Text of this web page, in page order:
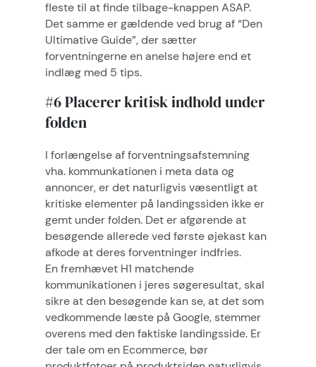
fleste til at finde tilbage-knappen ASAP.
Det samme er gældende ved brug af “Den
Ultimative Guide”, der sætter
forventningerne en anelse højere end et
indlæg med 5 tips.
#6 Placerer kritisk indhold under
folden
I forlængelse af forventningsafstemning
vha. kommunkationen i meta data og
annoncer, er det naturligvis væsentligt at
kritiske elementer på landingssiden ikke er
gemt under folden. Det er afgørende at
besøgende allerede ved første øjekast kan
afkode at deres forventninger indfries.
En fremhævet H1 matchende
kommunikationen i jeres søgeresultat, skal
sikre at den besøgende kan se, at det som
vedkommende læste på Google, stemmer
overens med den faktiske landingsside. Er
der tale om en Ecommerce, bør